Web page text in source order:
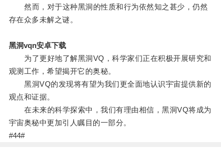
然而，对于这种黑洞的性质和行为依然知之甚少，仍然
存在众多未解之谜。
黑洞vqn安卓下载
为了更好地了解黑洞VQ，科学家们正在积极开展研究和
观测工作，希望揭开它的奥秘。
黑洞VQ的发现将有望为我们更全面地认识宇宙提供新的
观点和证据。
在未来的科学探索中，我们有理由相信，黑洞VQ将成为
宇宙奥秘中更加引人瞩目的一部分。
#44#